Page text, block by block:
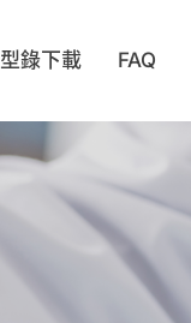
一次性拋棄性耗材
BERKSHIRE
WINCESS
型錄下載 FAQ
技術相關
其他相關
疾病相關